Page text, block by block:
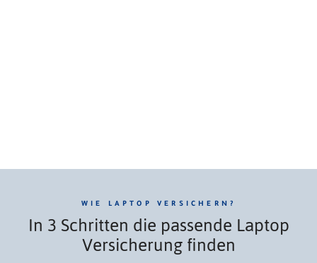
WIE LAPTOP VERSICHERN?
In 3 Schritten die passende Laptop
Versicherung finden